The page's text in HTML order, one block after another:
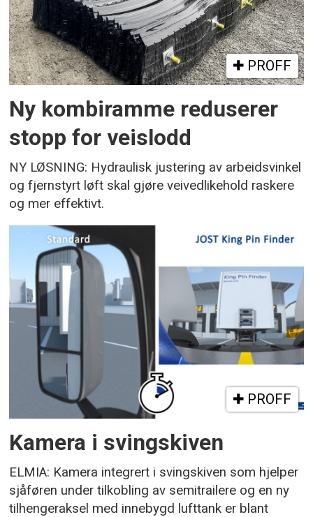
PROFF
Ny kombiramme reduserer
stopp for veislodd
NY LØSNING: Hydraulisk justering av arbeidsvinkel
og fjernstyrt løft skal gjøre veivedlikehold raskere
og mer effektivt.
PROFF
Kamera i svingskiven
ELMIA: Kamera integrert i svingskiven som hjelper
sjåføren under tilkobling av semitrailere og en ny
tilhengeraksel med innebygd lufttank er blant